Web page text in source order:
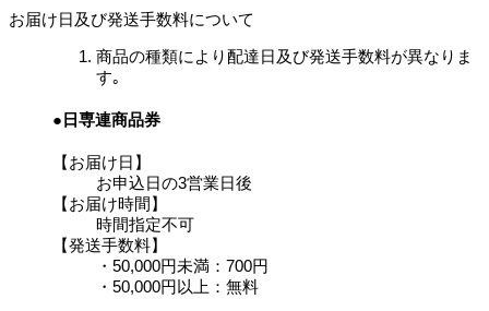
お届け日及び発送手数料について
商品の種類により配達日及び発送手数料が異なりま
す｡
●日専連商品券
【お届け日】
お申込日の3営業日後
【お届け時間】
時間指定不可
【発送手数料】
・50,000円未満：700円
・50,000円以上：無料